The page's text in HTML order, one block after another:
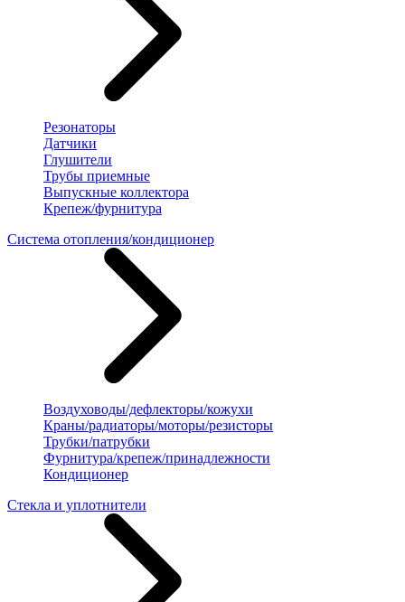
Резонаторы
Датчики
Глушители
Трубы приемные
Выпускные коллектора
Крепеж/фурнитура
Система отопления/кондиционер
Воздуховоды/дефлекторы/кожухи
Краны/радиаторы/моторы/резисторы
Трубки/патрубки
Фурнитура/крепеж/принадлежности
Кондиционер
Стекла и уплотнители